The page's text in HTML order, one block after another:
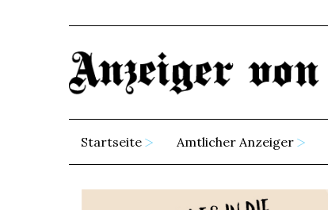
Startseite Amtlicher Anzeiger